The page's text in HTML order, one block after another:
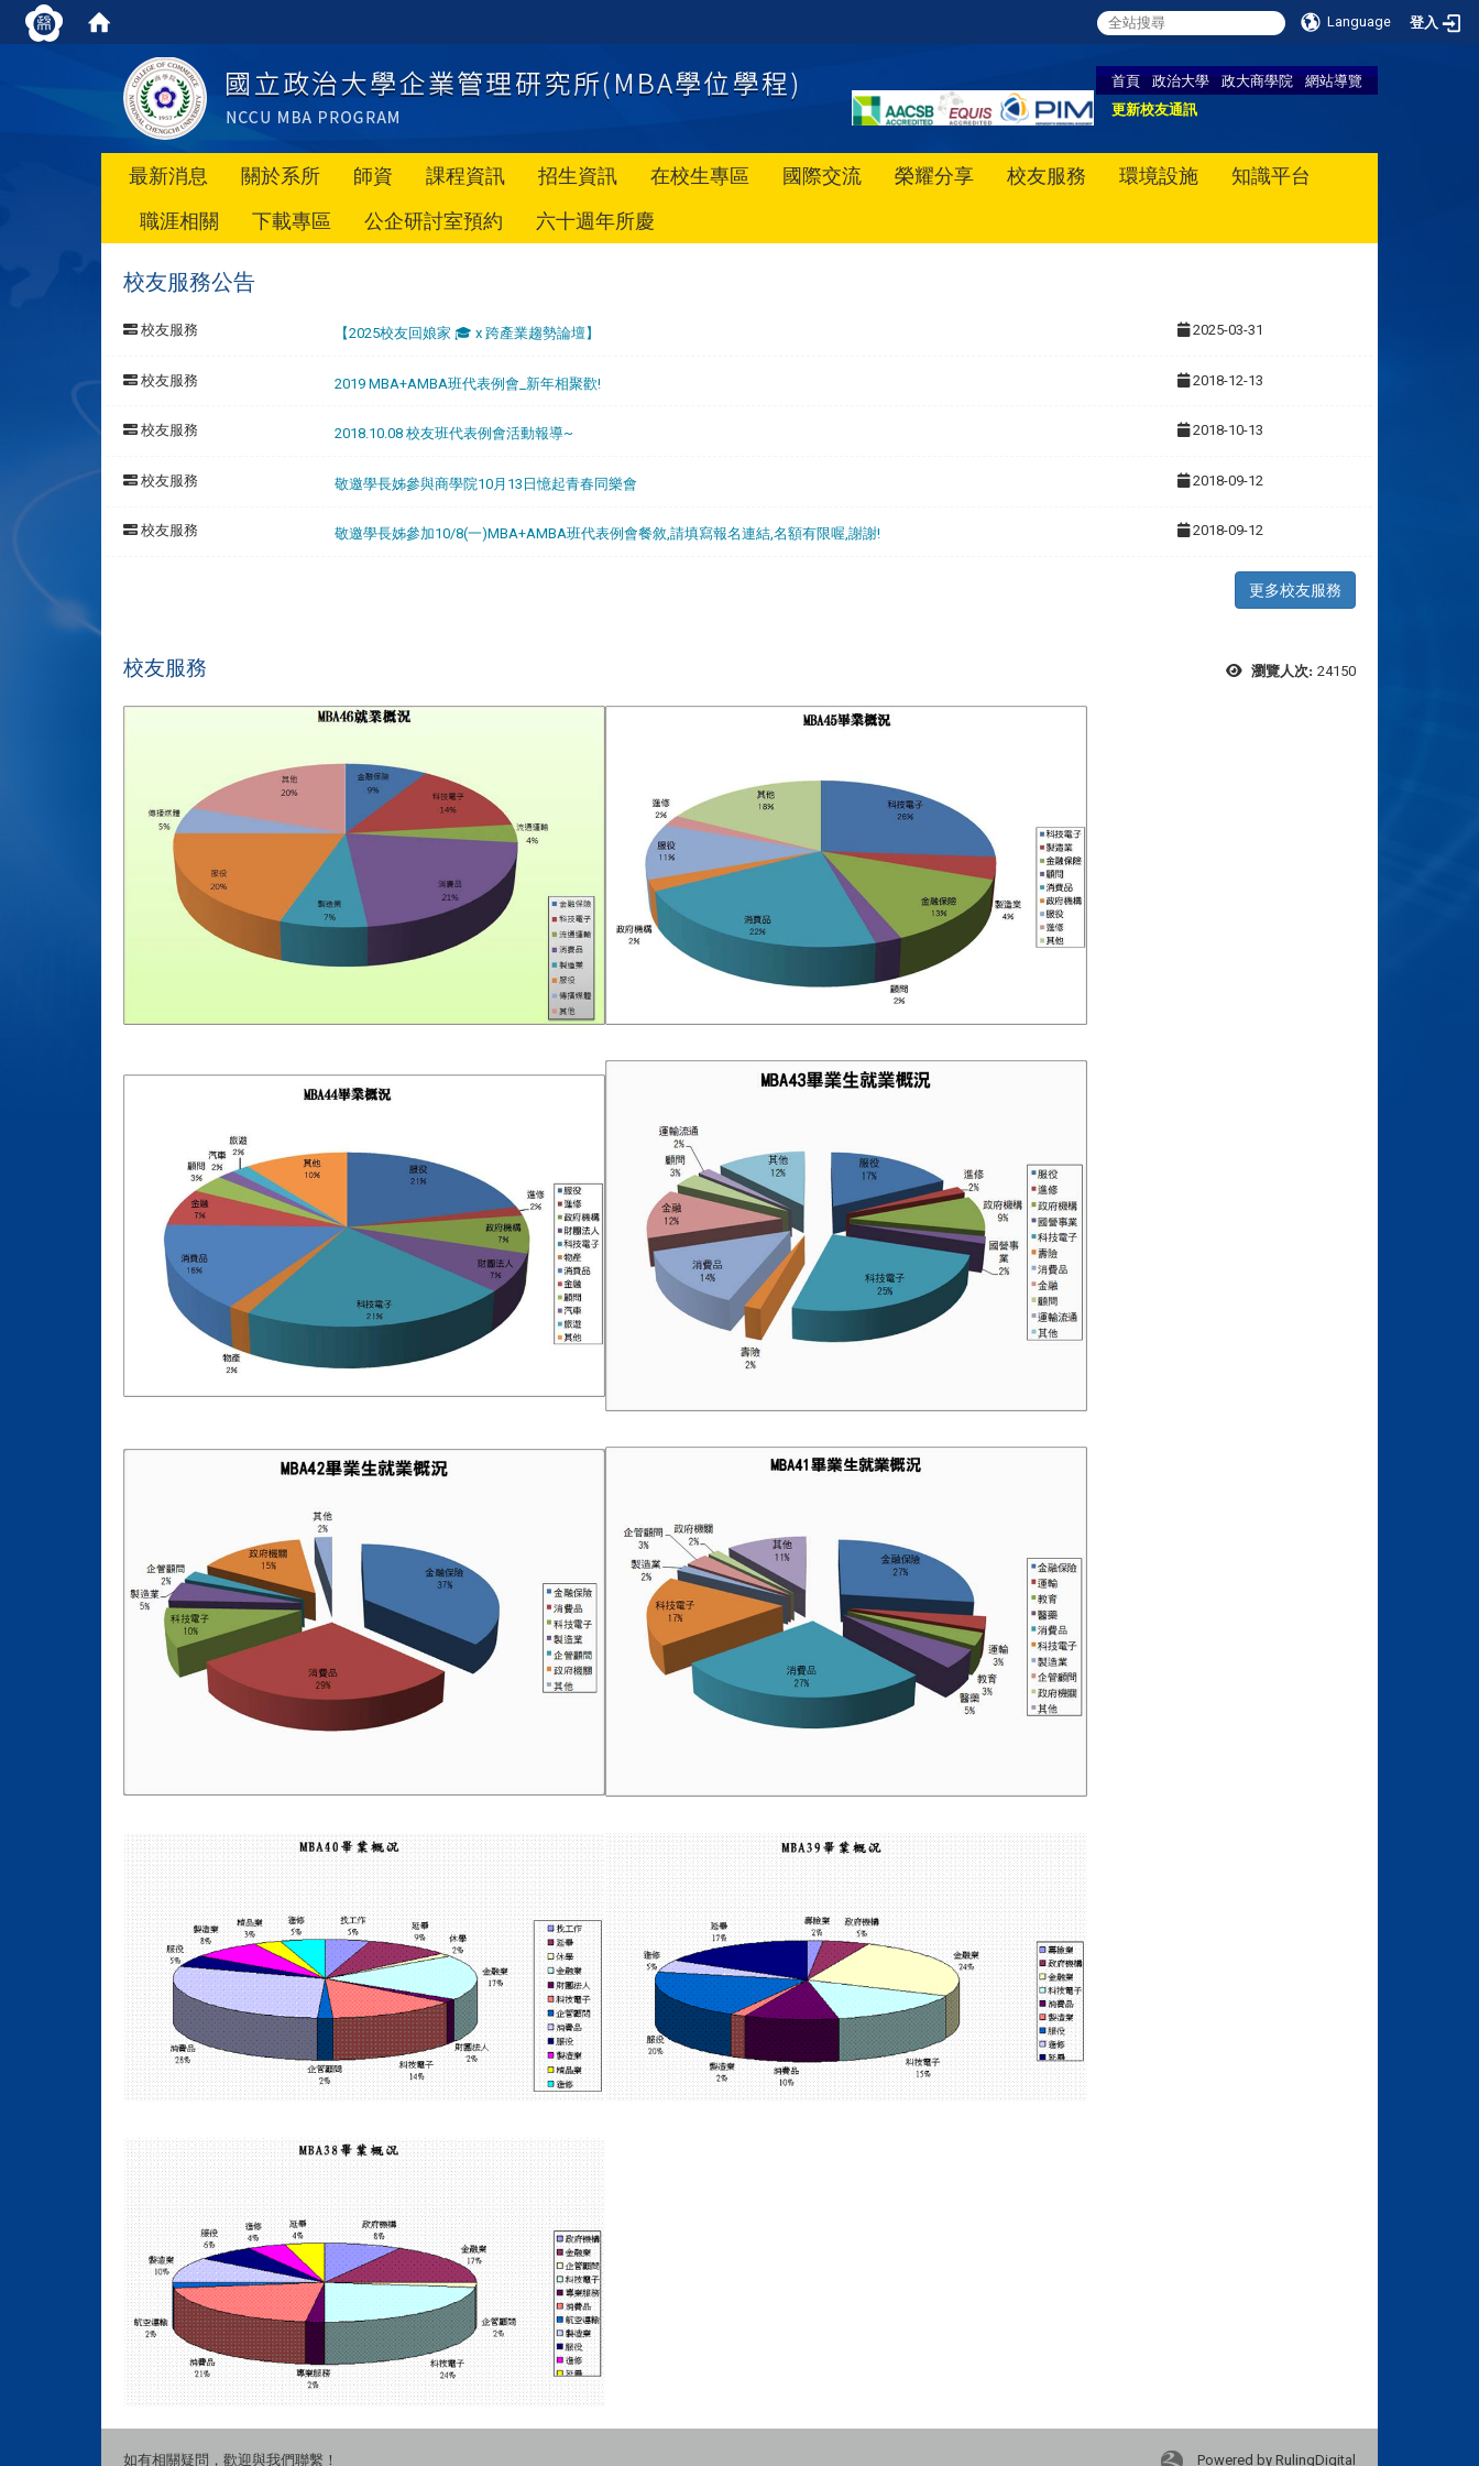
Language 登入
首頁 政治大學 政大商學院
網站導覽
更新校友通訊
最新消息 關於系所 師資 課程資訊 招生資訊 在校生專區 國際交流 榮耀分享 校友服務 環境設施
知識平台
職涯相關
下載專區 公企研討室預約 六十週年所慶
校友服務公告
校友服務 【2025校友回娘家 🎓 x 跨產業趨勢論壇】 2025-03-31
校友服務 2019 MBA+AMBA班代表例會_新年相聚歡! 2018-12-13
校友服務 2018.10.08 校友班代表例會活動報導~ 2018-10-13
校友服務 敬邀學長姊參與商學院10月13日憶起青春同樂會 2018-09-12
校友服務 敬邀學長姊參加10/8(一)MBA+AMBA班代表例會餐敘,請填寫報名連結,名額有限喔,謝謝! 2018-09-12
更多校友服務
瀏覽人次: 24150
校友服務
如有相關疑問，歡迎與我們聯繫！ Powered by RulingDigital